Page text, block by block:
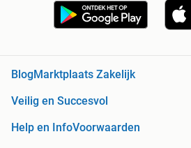
Blog Marktplaats Zakelijk
Veilig en Succesvol
Help en InfoVoorwaarden